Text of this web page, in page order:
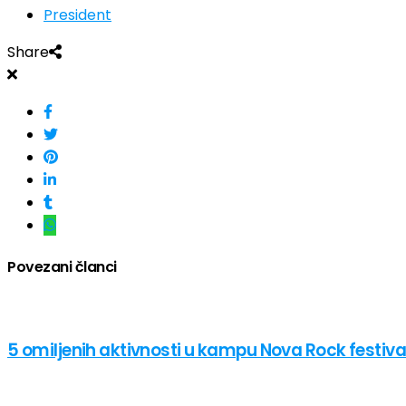
President
Share
Povezani članci
5 omiljenih aktivnosti u kampu Nova Rock